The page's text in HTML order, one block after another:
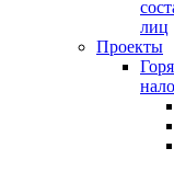
лиц
Проекты